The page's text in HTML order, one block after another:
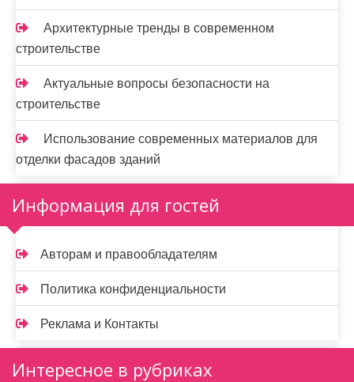
Архитектурные тренды в современном
строительстве
Актуальные вопросы безопасности на
строительстве
Использование современных материалов для
отделки фасадов зданий
Информация для гостей
Авторам и правообладателям
Политика конфиденциальности
Реклама и Контакты
Интересное в рубриках